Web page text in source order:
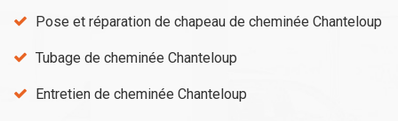
Pose et réparation de chapeau de cheminée Chanteloup
Tubage de cheminée Chanteloup
Entretien de cheminée Chanteloup